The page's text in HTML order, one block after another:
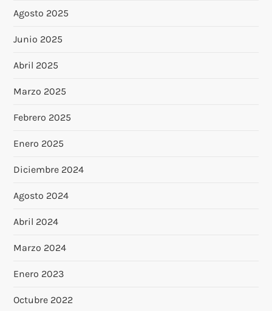
Agosto 2025
Junio 2025
Abril 2025
Marzo 2025
Febrero 2025
Enero 2025
Diciembre 2024
Agosto 2024
Abril 2024
Marzo 2024
Enero 2023
Octubre 2022